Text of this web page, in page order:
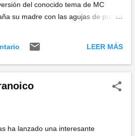
del conocido tema de MC
su madre con las agujas de punto,
LEER MÁS
ha lanzado una interesante